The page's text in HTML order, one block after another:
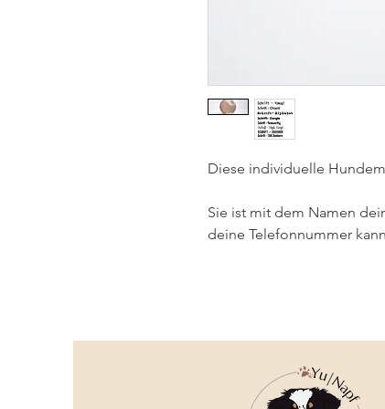
Diese individuelle
Sie ist mit dem Namen
deine Telefonnummer